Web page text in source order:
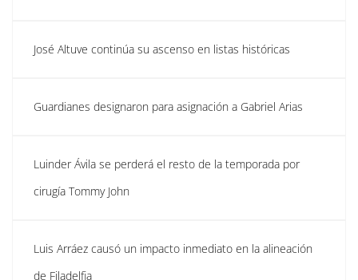
José Altuve continúa su ascenso en listas históricas
Guardianes designaron para asignación a Gabriel Arias
Luinder Ávila se perderá el resto de la temporada por
cirugía Tommy John
Luis Arráez causó un impacto inmediato en la alineación
de Filadelfia